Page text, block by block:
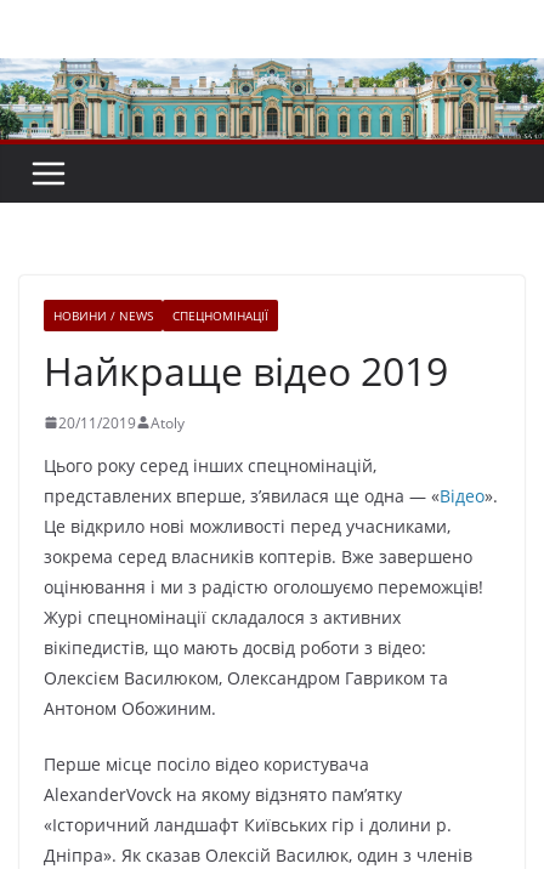
вмісту
НОВИНИ / NEWS СПЕЦНОМІНАЦІЇ
Найкраще відео 2019
20/11/2019 Atoly
Цього року серед інших спецномінацій,
представлених вперше, з’явилася ще одна — «Відео».
Це відкрило нові можливості перед учасниками,
зокрема серед власників коптерів. Вже завершено
оцінювання і ми з радістю оголошуємо переможців!
Журі спецномінації складалося з активних
вікіпедистів, що мають досвід роботи з відео:
Олексієм Василюком, Олександром Гавриком та
Антоном Обожиним.
Перше місце посіло відео користувача
AlexanderVovck на якому відзнято пам’ятку
«Історичний ландшафт Київських гір і долини р.
Дніпра». Як сказав Олексій Василюк, один з членів